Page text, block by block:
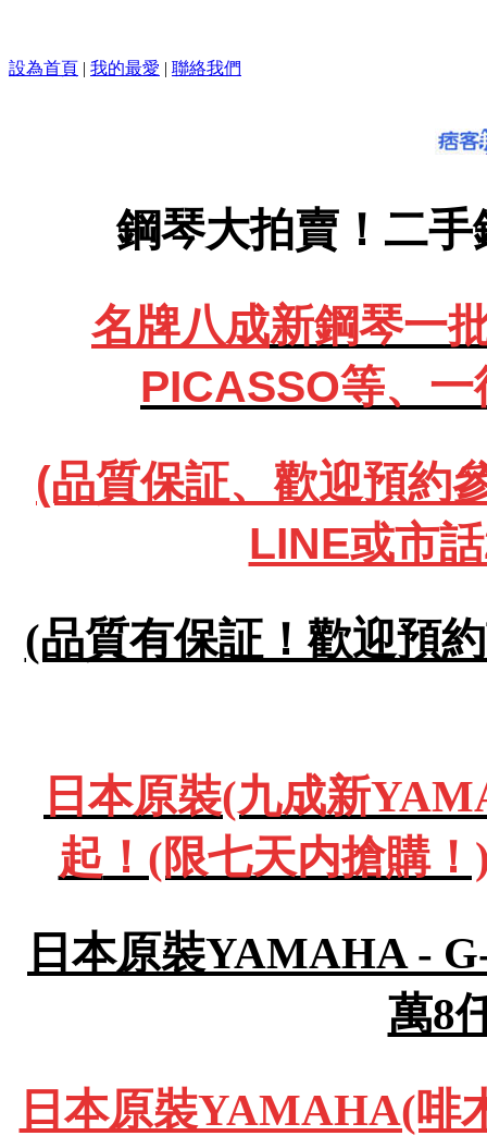
設為首頁 | 我的最愛 | 聯絡我們
鋼琴大拍賣！二
名牌八成新鋼琴一
PICASSO等、 一
(品質保証、歡迎預約
LINE或市
(品質有保証！歡迎預
日本原裝(九成新
起 ！(限七天内搶購
日本原裝YAMAHA -
萬8
日本原裝YAMAHA(啡